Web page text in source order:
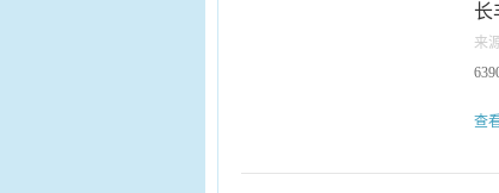
附
临
法
手
疗
巧
法
长
来
查